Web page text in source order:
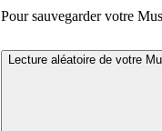
Pour sauvegarder votre
Lecture aléatoire de votre